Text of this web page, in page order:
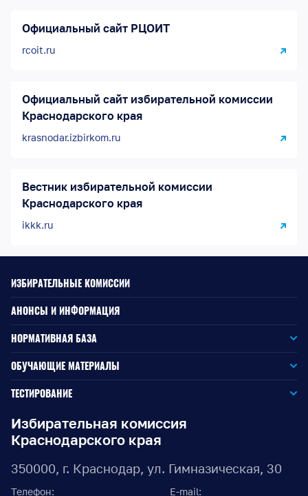
Официальный сайт РЦОИТ
rcoit.ru
Официальный сайт избирательной комиссии
Краснодарского края
krasnodar.izbirkom.ru
Вестник избирательной комиссии
Краснодарского края
ikkk.ru
Избирательная комиссия
Краснодарского края
350000, г. Краснодар, ул. Гимназическая, 30
Телефон: E-mail:
ИЗБИРАТЕЛЬНЫЕ КОМИССИИ
АНОНСЫ И ИНФОРМАЦИЯ
НОРМАТИВНАЯ БАЗА
Законодательство РФ
Законодательство КК
Документы ЦИК России
Документы ИККК
Выборы Губернатора Краснодарского края
ОБУЧАЮЩИЕ МАТЕРИАЛЫ
Для окружной избирательной комиссии
Для территориальной избирательной комиссии
Для участковой избирательной комиссии
ТЕСТИРОВАНИЕ
Для членов участковых избирательных комиссий